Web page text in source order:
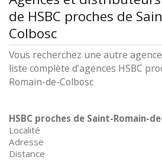
de HSBC proches de
Colbosc
Vous recherchez une autre
liste complète d'agences HSBC
Romain-de-Colbosc
HSBC proches de Saint-Romain-
Localité
Adresse
Distance